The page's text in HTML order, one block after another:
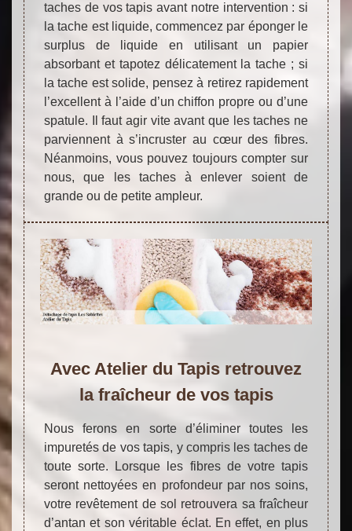
taches de vos tapis avant notre intervention : si
la tache est liquide, commencez par éponger le
surplus de liquide en utilisant un papier
absorbant et tapotez délicatement la tache ; si
la tache est solide, pensez à retirez rapidement
l’excellent à l’aide d’un chiffon propre ou d’une
spatule. Il faut agir vite avant que les taches ne
parviennent à s’incruster au cœur des fibres.
Néanmoins, vous pouvez toujours compter sur
nous, que les taches à enlever soient de
grande ou de petite ampleur.
Avec Atelier du Tapis retrouvez
la fraîcheur de vos tapis
Nous ferons en sorte d’éliminer toutes les
impuretés de vos tapis, y compris les taches de
toute sorte. Lorsque les fibres de votre tapis
seront nettoyées en profondeur par nos soins,
votre revêtement de sol retrouvera sa fraîcheur
d’antan et son véritable éclat. En effet, en plus